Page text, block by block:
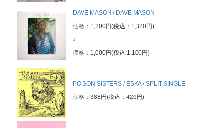
DAVE MASON / DAVE MASON
価格：1,200円(税込：1,320円)
↓
価格：1,000円(税込:1,100円)
POISON SISTERS / ESKA / SPLIT SINGLE
価格：388円(税込：426円)